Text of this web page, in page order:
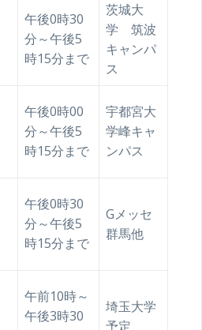
午後0時30
分～午後5
時15分まで
茨城大
学 筑波
キャンパ
ス
午後0時00
分～午後5
時15分まで
宇都宮大
学峰キャ
ンパス
午後0時30
分～午後5
時15分まで
Gメッセ
群馬他
午前10時～
午後3時30
埼玉大学
予定